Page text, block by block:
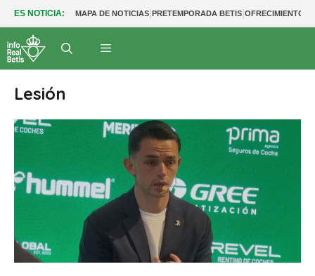
ES NOTICIA: MAPA DE NOTICIAS|PRETEMPORADA BETIS|OFRECIMIENTOS
Lesión